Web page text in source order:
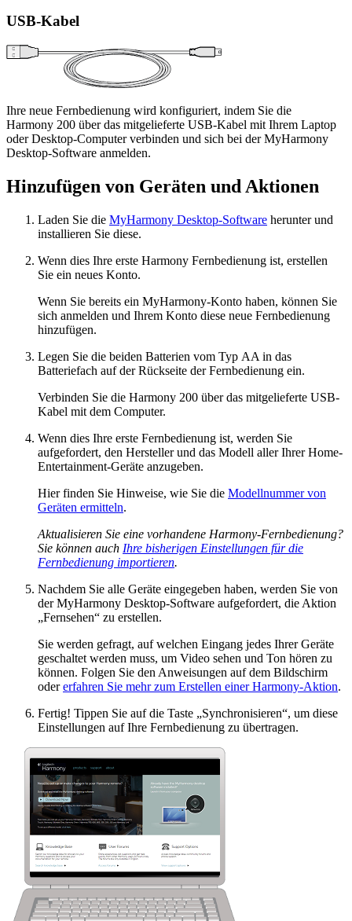
USB-Kabel
Ihre neue Fernbedienung wird konfiguriert, indem Sie die
Harmony 200 über das mitgelieferte USB-Kabel mit Ihrem Laptop
oder Desktop-Computer verbinden und sich bei der MyHarmony
Desktop-Software anmelden.
Hinzufügen von Geräten und Aktionen
Laden Sie die MyHarmony Desktop-Software herunter und
installieren Sie diese.
Wenn dies Ihre erste Harmony Fernbedienung ist, erstellen
Sie ein neues Konto.
Wenn Sie bereits ein MyHarmony-Konto haben, können Sie
sich anmelden und Ihrem Konto diese neue Fernbedienung
hinzufügen.
Legen Sie die beiden Batterien vom Typ AA in das
Batteriefach auf der Rückseite der Fernbedienung ein.
Verbinden Sie die Harmony 200 über das mitgelieferte USB-
Kabel mit dem Computer.
Wenn dies Ihre erste Fernbedienung ist, werden Sie
aufgefordert, den Hersteller und das Modell aller Ihrer Home-
Entertainment-Geräte anzugeben.
Hier finden Sie Hinweise, wie Sie die Modellnummer von
Geräten ermitteln.
Aktualisieren Sie eine vorhandene Harmony-Fernbedienung?
Sie können auch Ihre bisherigen Einstellungen für die
Fernbedienung importieren.
Nachdem Sie alle Geräte eingegeben haben, werden Sie von
der MyHarmony Desktop-Software aufgefordert, die Aktion
„Fernsehen“ zu erstellen.
Sie werden gefragt, auf welchen Eingang jedes Ihrer Geräte
geschaltet werden muss, um Video sehen und Ton hören zu
können. Folgen Sie den Anweisungen auf dem Bildschirm
odererfahren Sie mehr zum Erstellen einer Harmony-Aktion.
Fertig! Tippen Sie auf die Taste „Synchronisieren“, um diese
Einstellungen auf Ihre Fernbedienung zu übertragen.